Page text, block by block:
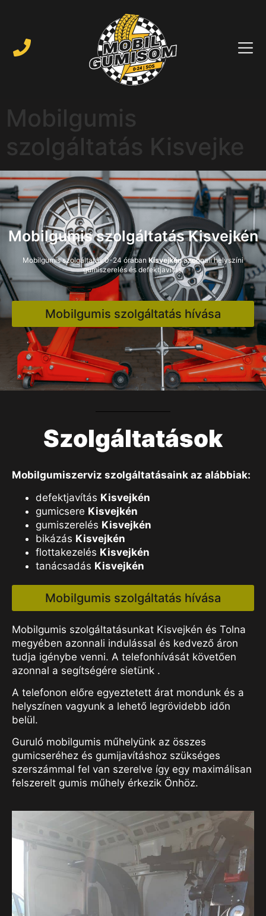
Mobilgumis
szolgáltatás Kisvejke
Mobilgumis szolgáltatás Kisvejkén
Mobilgumis szolgáltatás 0-24 órábanKisvejkénazonnali helyszíni
gumiszerelés és defektjavítás.
Mobilgumis szolgáltatás hívása
Szolgáltatások
Mobilgumiszerviz szolgáltatásaink az alábbiak:
defektjavítás Kisvejkén
gumicsere Kisvejkén
gumiszerelés Kisvejkén
bikázás Kisvejkén
flottakezelés Kisvejkén
tanácsadás Kisvejkén
Mobilgumis szolgáltatás hívása
Mobilgumis szolgáltatásunkat Kisvejkén és Tolna
megyében azonnali indulással és kedvező áron
tudja igénybe venni. A telefonhívását követően
azonnal a segítségére sietünk .
A telefonon előre egyeztetett árat mondunk és a
helyszínen vagyunk a lehető legrövidebb időn
belül.
Guruló mobilgumis műhelyünk az összes
gumicseréhez és gumijavításhoz szükséges
szerszámmal fel van szerelve így egy maximálisan
felszerelt gumis műhely érkezik Önhöz.